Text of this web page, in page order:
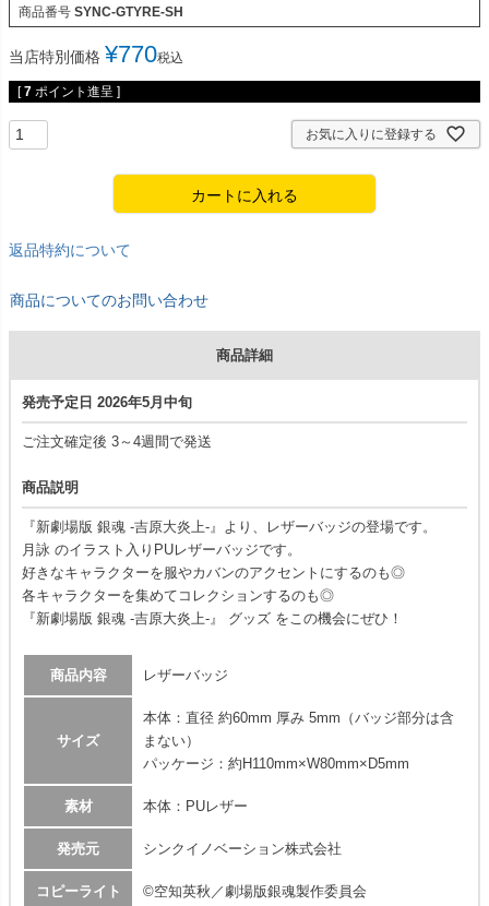
商品番号 SYNC-GTYRE-SH
当店特別価格 ¥770税込
[ 7 ポイント進呈 ]
お気に入りに登録する
カートに入れる
返品特約について
商品についてのお問い合わせ
商品詳細
発売予定日 2026年5月中旬
ご注文確定後 3～4週間で発送
商品説明
『新劇場版 銀魂 -吉原大炎上-』より、レザーバッジの登場です。
月詠 のイラスト入りPUレザーバッジです。
好きなキャラクターを服やカバンのアクセントにするのも◎
各キャラクターを集めてコレクションするのも◎
『新劇場版 銀魂 -吉原大炎上-』 グッズ をこの機会にぜひ！
商品内容 レザーバッジ
サイズ
本体：直径 約60mm 厚み 5mm（バッジ部分は含
まない）
パッケージ：約H110mm×W80mm×D5mm
素材 本体：PUレザー
発売元 シンクイノベーション株式会社
コピーライト ©空知英秋／劇場版銀魂製作委員会